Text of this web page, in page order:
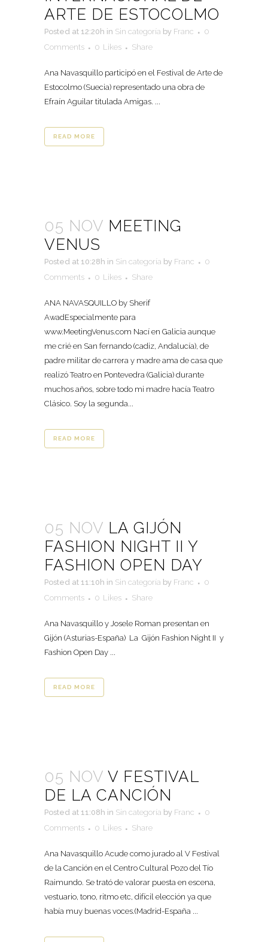
ARTE DE ESTOCOLMO
Posted at 12:20h in Sin categoría by Franc
0
Comments
0 Likes Share
Ana Navasquillo participó en el Festival de Arte de
Estocolmo (Suecia) representado una obra de
Efraín Aguilar titulada Amigas. ...
READ MORE
05 NOV MEETING
VENUS
Posted at 10:28h in Sin categoría by Franc
0
Comments
0 Likes Share
ANA NAVASQUILLO by Sherif
AwadEspecialmente para
www.MeetingVenus.com Nací en Galicia aunque
me crié en San fernando (cadiz, Andalucía), de
padre militar de carrera y madre ama de casa que
realizó Teatro en Pontevedra (Galicia) durante
muchos años, sobre todo mi madre hacía Teatro
Clásico. Soy la segunda...
READ MORE
05 NOV LA GIJÓN
FASHION NIGHT II Y
FASHION OPEN DAY
Posted at 11:10h in Sin categoría by Franc
0
Comments
0 Likes Share
Ana Navasquillo y Josele Roman presentan en
Gijón (Asturias-España) La Gijón Fashion Night II y
Fashion Open Day ...
READ MORE
05 NOV V FESTIVAL
DE LA CANCIÓN
Posted at 11:08h in Sin categoría by Franc
0
Comments
0 Likes Share
Ana Navasquillo Acude como jurado al V Festival
de la Canción en el Centro Cultural Pozo del Tío
Raimundo. Se trató de valorar puesta en escena,
vestuario, tono, ritmo etc, difícil elección ya que
había muy buenas voces.(Madrid-España ...